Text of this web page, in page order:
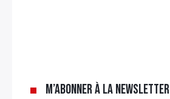
M’abonner à la newsletter